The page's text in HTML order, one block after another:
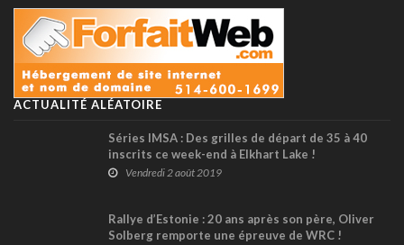
ACTUALITÉ ALÉATOIRE
Séries IMSA : Des grilles de départ de 35 à 40
inscrits ce week-end à Elkhart Lake !
Vendredi 2 août 2019
Rallye d’Estonie : 20 ans après son père, Oliver
Solberg remporte une épreuve de WRC !